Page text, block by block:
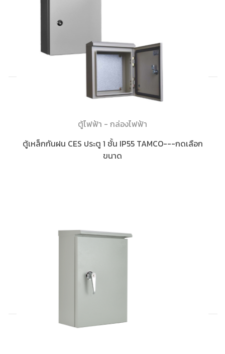
ตู้ไฟฟ้า - กล่องไฟฟ้า
ตู้เหล็กกันฝน CES ประตู 1 ชั้น IP55 TAMCO---กดเลือก
ขนาด